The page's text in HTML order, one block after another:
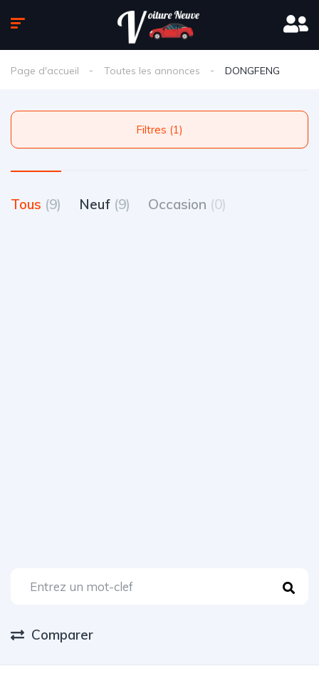
Page d'accueil Toutes les annonces DONGFENG
Filtres (1)
Tous (9) Neuf (9) Occasion (0)
Comparer